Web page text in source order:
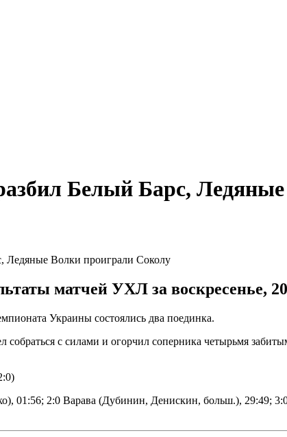
Белый Барс,
матчей УХЛ за воскресенье,
Украины состоялись два поединка.
собраться с силами и огорчил соперника четырьмя
01:56; 2:0 Варава (Дубинин, Денискин, больш.), 29:49;